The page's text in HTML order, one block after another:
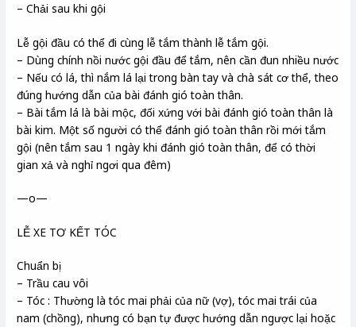
– Chải sau khi gội
Lễ gội đầu có thể đi cùng lễ tắm thành lễ tắm gội.
– Dùng chính nồi nước gội đầu để tắm, nên cần đun nhiều nước
– Nếu có lá, thì nắm lá lại trong bàn tay và chà sát cơ thể, theo
đúng hướng dẫn của bài đánh gió toàn thân.
– Bài tắm lá là bài mộc, đối xứng với bài đánh gió toàn thân là
bài kim. Một số người có thể đánh gió toàn thân rồi mới tắm
gội (nên tắm sau 1 ngày khi đánh gió toàn thân, để có thời
gian xả và nghỉ ngơi qua đêm)
—o—
LỄ XE TƠ KẾT TÓC
Chuẩn bị
– Trầu cau vôi
– Tóc : Thường là tóc mai phải của nữ (vợ), tóc mai trái của
nam (chồng), nhưng có bạn tự được hướng dẫn ngược lại hoặc